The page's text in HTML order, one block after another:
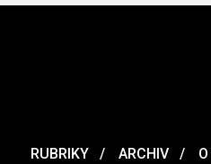
RUBRIKY ARCHIV